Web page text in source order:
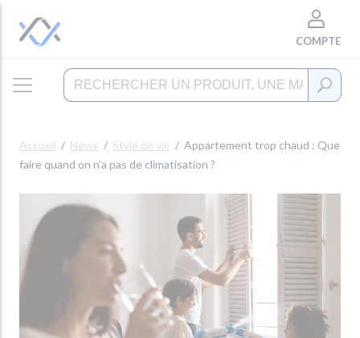
COMPTE
Accueil News Style de vie
Appartement trop chaud : Que
faire quand on n’a pas de climatisation ?